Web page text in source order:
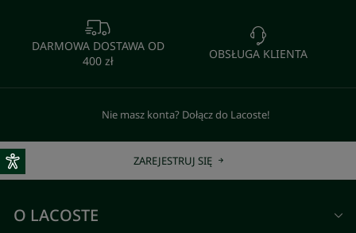
DARMOWA DOSTAWA OD
400 zł
OBSŁUGA KLIENTA
Nie masz konta? Dołącz do Lacoste!
ZAREJESTRUJ SIĘ
O LACOSTE